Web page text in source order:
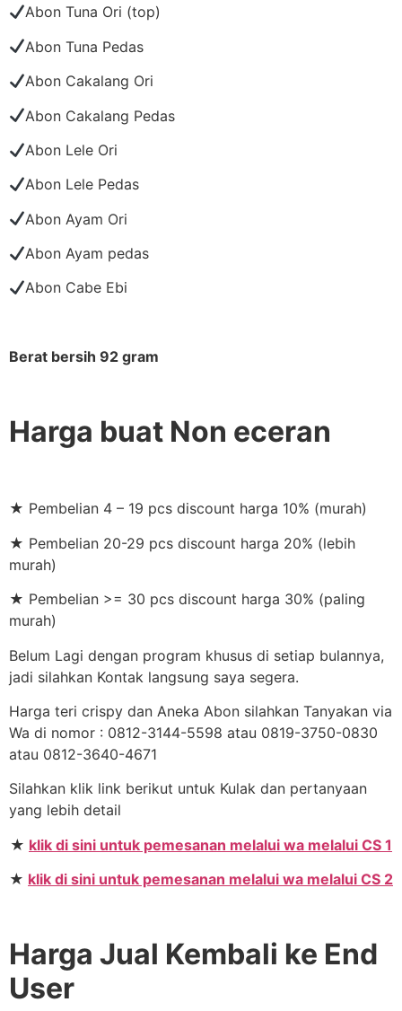
Abon Tuna Ori (top)
Abon Tuna Pedas
Abon Cakalang Ori
Abon Cakalang Pedas
Abon Lele Ori
Abon Lele Pedas
Abon Ayam Ori
Abon Ayam pedas
Abon Cabe Ebi
Berat bersih 92 gram
Harga buat Non eceran
★ Pembelian 4 – 19 pcs discount harga 10% (murah)
★ Pembelian 20-29 pcs discount harga 20% (lebih
murah)
★ Pembelian >= 30 pcs discount harga 30% (paling
murah)
Belum Lagi dengan program khusus di setiap bulannya,
jadi silahkan Kontak langsung saya segera.
Harga teri crispy dan Aneka Abon silahkan Tanyakan via
Wa di nomor : 0812-3144-5598 atau 0819-3750-0830
atau 0812-3640-4671
Silahkan klik link berikut untuk Kulak dan pertanyaan
yang lebih detail
★ klik di sini untuk pemesanan melalui wa melalui CS 1
★ klik di sini untuk pemesanan melalui wa melalui CS 2
Harga Jual Kembali ke End
User